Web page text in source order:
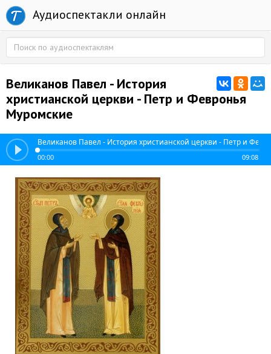
Аудиоспектакли онлайн
Великанов Павел - История
христианской церкви - Петр и Февронья
Муромские
Великанов Павел - История христианской церкви - Петр и
00:00 09:08